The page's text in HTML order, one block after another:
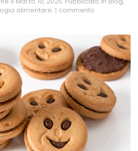
alimentare. 1 commento